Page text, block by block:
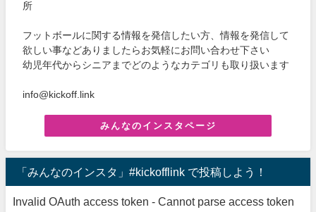
所
フットボールに関する情報を発信したい方、情報を発信して
欲しい事などありましたらお気軽にお問い合わせ下さい
幼児年代からシニアまでどのようなカテゴリも取り扱います
info@kickoff.link
みんなのインスタページ
「みんなのインスタ」#kickofflink で投稿しよう！
Invalid OAuth access token - Cannot parse access token